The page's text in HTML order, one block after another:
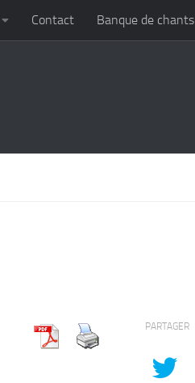
Contact Banque de chants
PARTAGER